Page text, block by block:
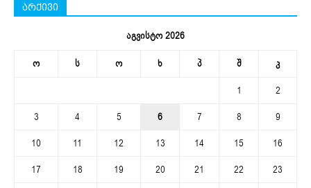
არქივი
აგვისტო 2026
ო ს ო ხ პ შ კ
1
2
3
4 5 6 7 8
9
10
11 12 13 14 15
16
17
18 19 20 21 22
23